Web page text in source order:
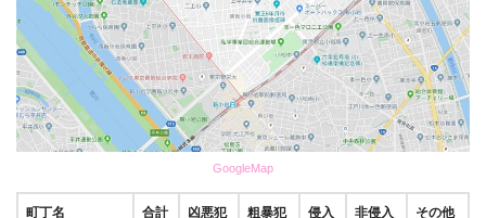
GoogleMap
町丁名 合計 凶悪犯 粗暴犯 侵入 非侵入 その他